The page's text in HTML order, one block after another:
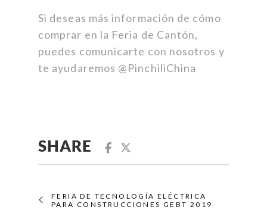
Si deseas más información de cómo
comprar en la Feria de Cantón,
puedes comunicarte con nosotros y
te ayudaremos @PinchiliChina
SHARE
FERIA DE TECNOLOGÍA ELÉCTRICA
PARA CONSTRUCCIONES GEBT 2019